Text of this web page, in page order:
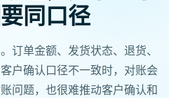
同口径
订单金额、发货状态、退货、
户确认口径不一致时，对账会
问题，也很难推动客户确认和